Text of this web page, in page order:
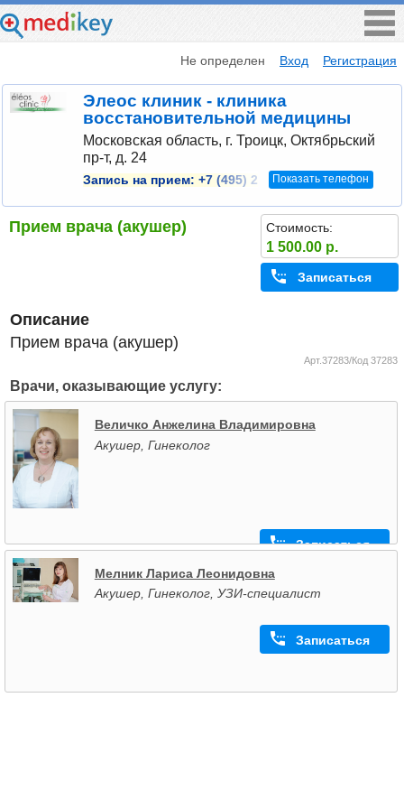
Не определен Вход Регистрация
Элеос клиник - клиника
восстановительной медицины
Московская область, г. Троицк, Октябрьский
пр-т, д. 24
Запись на прием: +7 (495) 2 Показать телефон
Прием врача (акушер) Стоимость:
1 500.00 р.
Записаться
Описание
Прием врача (акушер)
Арт.37283/Код 37283
Врачи, оказывающие услугу:
Величко Анжелина Владимировна
Акушер, Гинеколог
Записаться
Мелник Лариса Леонидовна
Акушер, Гинеколог, УЗИ-специалист
Записаться